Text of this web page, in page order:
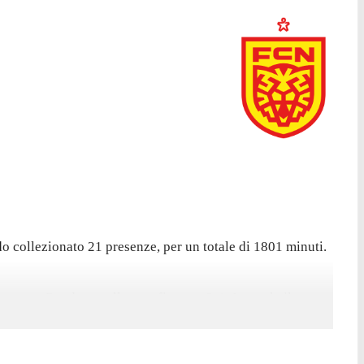
collezionato 21 presenze, per un totale di 1801 minuti.
Randers, nella sconfitta per 2-1. In totale il